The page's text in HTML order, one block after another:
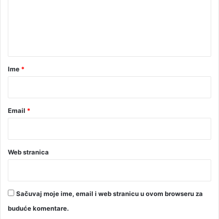
r
Ime *
Email *
Web stranica
Sačuvaj moje ime, email i web stranicu u ovom browseru za
buduće komentare.